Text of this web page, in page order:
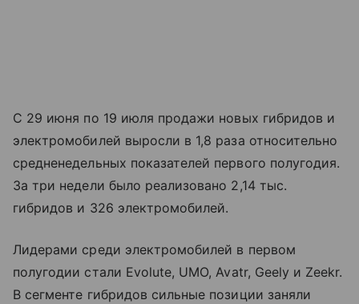
С 29 июня по 19 июля продажи новых гибридов и
электромобилей выросли в 1,8 раза относительно
средненедельных показателей первого полугодия.
За три недели было реализовано 2,14 тыс.
гибридов и 326 электромобилей.
Лидерами среди электромобилей в первом
полугодии стали Evolute, UMO, Avatr, Geely и Zeekr.
В сегменте гибридов сильные позиции заняли